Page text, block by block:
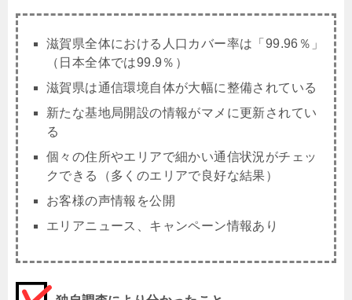
滋賀県全体における人口カバー率は「99.96％」
（日本全体では99.9％）
滋賀県は通信環境自体が大幅に整備されている
新たな基地局開設の情報がマメに更新されてい
る
個々の住所やエリアで細かい通信状況がチェッ
クできる（多くのエリアで良好な結果）
お客様の声情報を公開
エリアニュース、キャンペーン情報あり